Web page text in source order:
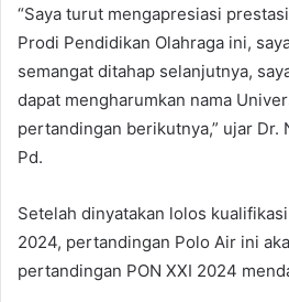
“Saya turut mengapresiasi
Prodi Pendidikan Olahraga ini,
semangat ditahap selanjutnya,
dapat mengharumkan nama
pertandingan berikutnya,” ujar Dr.
Pd.
Setelah dinyatakan lolos
2024, pertandingan Polo Air ini
pertandingan PON XXI 2024